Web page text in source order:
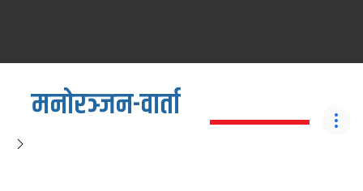
मनोरञ्जन-वार्ता